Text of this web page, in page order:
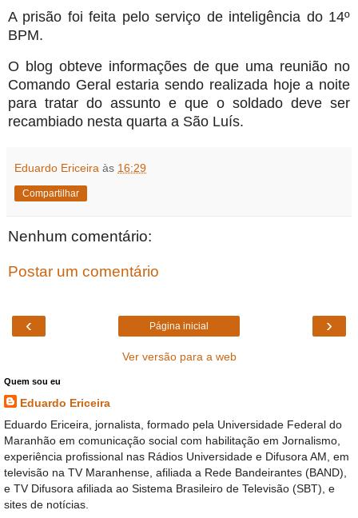
A prisão foi feita pelo serviço de inteligência do 14º
BPM.
O blog obteve informações de que uma reunião no
Comando Geral estaria sendo realizada hoje a noite
para tratar do assunto e que o soldado deve ser
recambiado nesta quarta a São Luís.
Eduardo Ericeira às 16:29
Compartilhar
Nenhum comentário:
Postar um comentário
‹ ›
Página inicial
Ver versão para a web
Quem sou eu
Eduardo Ericeira
Eduardo Ericeira, jornalista, formado pela Universidade Federal do
Maranhão em comunicação social com habilitação em Jornalismo,
experiência profissional nas Rádios Universidade e Difusora AM, em
televisão na TV Maranhense, afiliada a Rede Bandeirantes (BAND),
e TV Difusora afiliada ao Sistema Brasileiro de Televisão (SBT), e
sites de notícias.